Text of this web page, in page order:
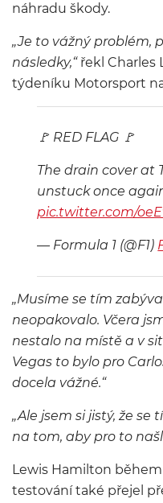
náhradu škody.
„Je to vážný problém,
následky,“řekl Charles
týdeníku Motorsport
🚩 RED FLAG 🚩
The drain cover at
unstuck once
pic.twitter.com/
— Formula 1 (@F1)
„Musíme se tím
neopakovalo. Včera
nestalo na místě a v
Vegas to bylo pro
docela vážné.“
„Ale jsem si jistý, že
na tom, aby pro to
Lewis Hamilton
testování také přejel